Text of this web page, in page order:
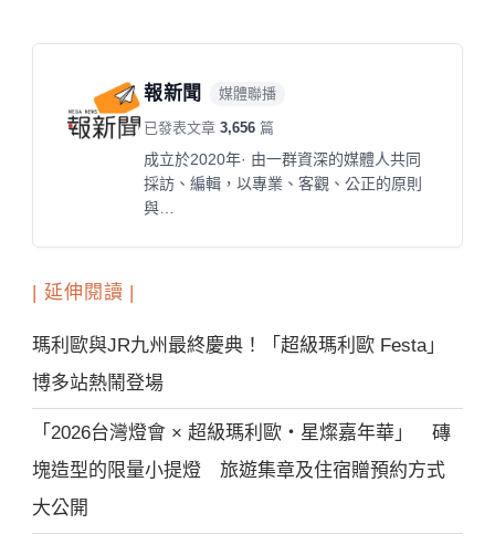
報新聞 媒體聯播
已發表文章3,656 篇
成立於2020年· 由一群資深的媒體人共同
採訪、編輯，以專業、客觀、公正的原則
與…
| 延伸閱讀 |
瑪利歐與JR九州最終慶典！「超級瑪利歐 Festa」
博多站熱鬧登場
「2026台灣燈會 × 超級瑪利歐・星燦嘉年華」 磚
塊造型的限量小提燈 旅遊集章及住宿贈預約方式
大公開